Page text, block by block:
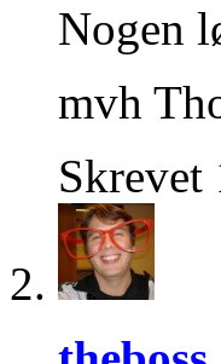
Nogen
mvh
Skrevet